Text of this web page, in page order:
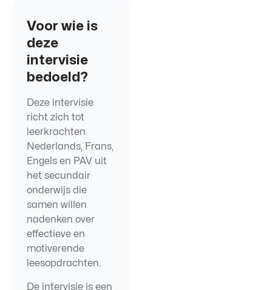
Voor wie is
deze
intervisie
bedoeld?
Deze intervisie
richt zich tot
leerkrachten
Nederlands, Frans,
Engels en PAV uit
het secundair
onderwijs die
samen willen
nadenken over
effectieve en
motiverende
leesopdrachten.
De intervisie is een